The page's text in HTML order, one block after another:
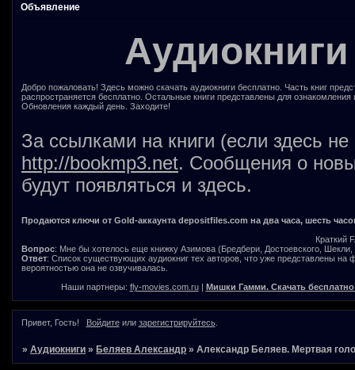
Объявление
Добро пожаловать! Здесь можно скачать аудиокниги бесплатно. Часть книг
распространяется бесплатно. Остальные книги представлены для
Обновления каждый день. Заходите!
За ссылками на книги (если здесь
http://bookmp3.net. Сообщения о
будут появляться и здесь.
Продаются ключи от Gold-аккаунта depositfiles.com на два часа, шесть
Краткий
Вопрос: Мне бы хотелось еще книжку Азимова (Бредбери, Достоевского, Шекли,
Ответ: Список существующих аудиокниг тех авторов, что уже представлены на
вероятностью она не озвучивалась.
Наши партнеры: fly-movies.com.ru| Мишки Гамми. Скачать
Привет, Гость! Войдитеили зарегистрируйтесь.
»Аудиокниги » Беляев Александр »Александр Беляев. Мертвая